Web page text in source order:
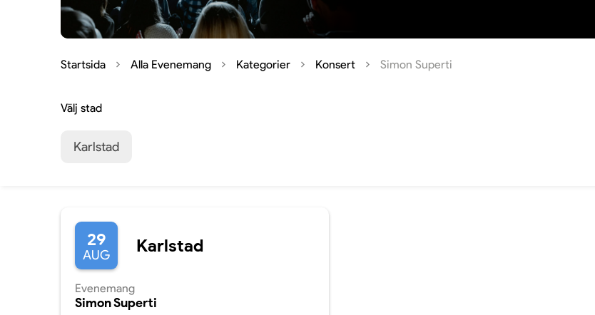
Startsida Alla Evenemang Kategorier Konsert Simon Superti
Välj stad
Karlstad
29
AUG Karlstad
Evenemang
Simon Superti